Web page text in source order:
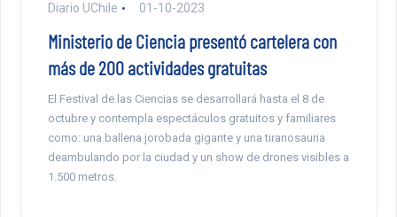
Diario UChile 01-10-2023
Ministerio de Ciencia presentó cartelera con
más de 200 actividades gratuitas
El Festival de las Ciencias se desarrollará hasta el 8 de
octubre y contempla espectáculos gratuitos y familiares
como: una ballena jorobada gigante y una tiranosauria
deambulando por la ciudad y un show de drones visibles a
1.500 metros.